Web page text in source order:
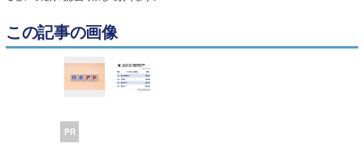
この記事の画像
PR